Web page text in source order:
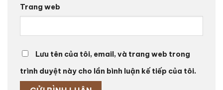
Trang web
Lưu tên của tôi, email, và trang web trong
trình duyệt này cho lần bình luận kế tiếp của tôi.